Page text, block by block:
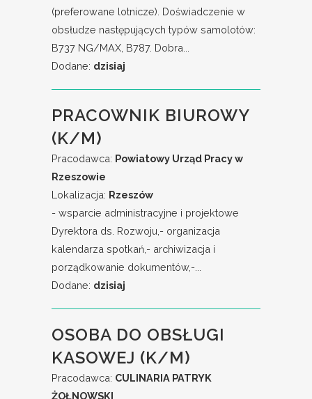
(preferowane lotnicze). Doświadczenie w
obsłudze następujących typów samolotów:
B737 NG/MAX, B787. Dobra...
Dodane: dzisiaj
PRACOWNIK BIUROWY
(K/M)
Pracodawca: Powiatowy Urząd Pracy w
Rzeszowie
Lokalizacja: Rzeszów
- wsparcie administracyjne i projektowe
Dyrektora ds. Rozwoju,- organizacja
kalendarza spotkań,- archiwizacja i
porządkowanie dokumentów,-...
Dodane: dzisiaj
OSOBA DO OBSŁUGI
KASOWEJ (K/M)
Pracodawca: CULINARIA PATRYK
ŻOŁNOWSKI